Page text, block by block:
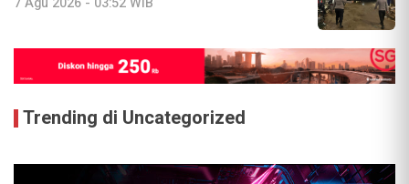
Trending di Uncategorized